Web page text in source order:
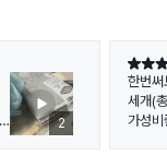
2
별점 5
한번써
세개(
가성비